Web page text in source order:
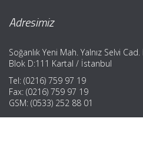
Adresimiz
Soğanlık Yeni Mah. Yalnız Selvi
Blok D:111 Kartal / İstanbul
Tel: (0216) 759 97 19
Fax: (0216) 759 97 19
GSM: (0533) 252 88 01